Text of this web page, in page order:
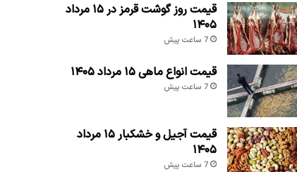
قیمت روز گوشت قرمز در ۱۵ مرداد
۱۴۰۵
7 ساعت پیش
قیمت انواع ماهی ۱۵ مرداد ۱۴۰۵
7 ساعت پیش
قیمت آجیل و خشکبار ۱۵ مرداد
۱۴۰۵
7 ساعت پیش